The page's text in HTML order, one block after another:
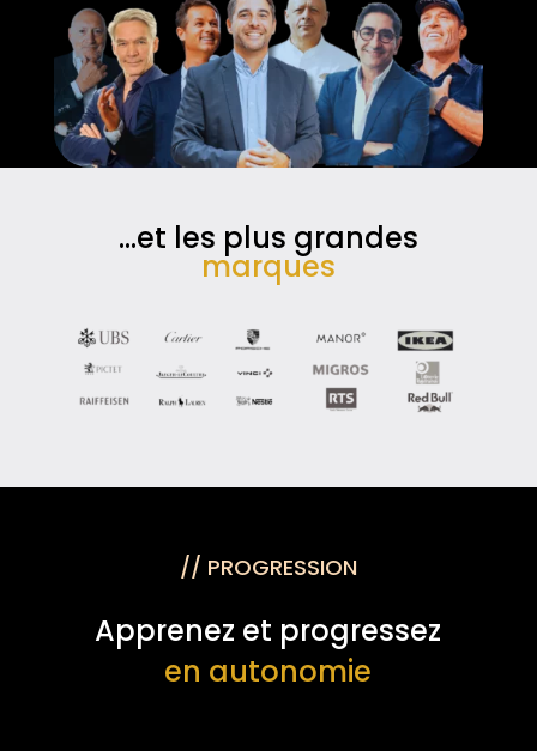
…et les plus grandes
marques
// PROGRESSION
Apprenez et progressez
en autonomie